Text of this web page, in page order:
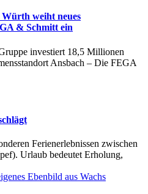
weiht neues
& Schmitt ein
investiert 18,5 Millionen
Ansbach – Die FEGA
Ferienerlebnissen zwischen
Urlaub bedeutet Erholung,